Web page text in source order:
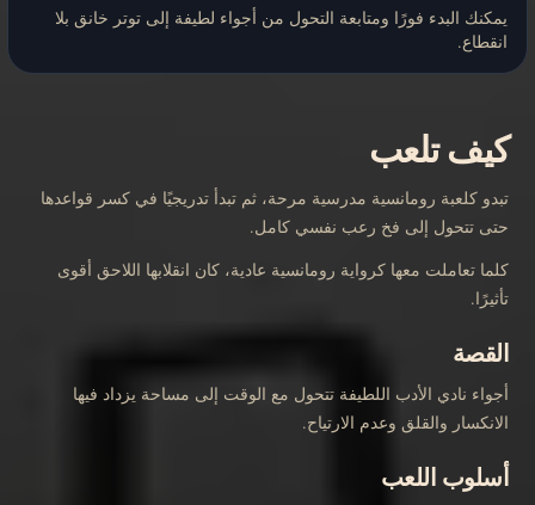
يمكنك البدء فورًا ومتابعة التحول من أجواء لطيفة إلى توتر خانق بلا
انقطاع.
كيف تلعب
تبدو كلعبة رومانسية مدرسية مرحة، ثم تبدأ تدريجيًا في كسر قواعدها
حتى تتحول إلى فخ رعب نفسي كامل.
كلما تعاملت معها كرواية رومانسية عادية، كان انقلابها اللاحق أقوى
تأثيرًا.
القصة
أجواء نادي الأدب اللطيفة تتحول مع الوقت إلى مساحة يزداد فيها
الانكسار والقلق وعدم الارتياح.
أسلوب اللعب